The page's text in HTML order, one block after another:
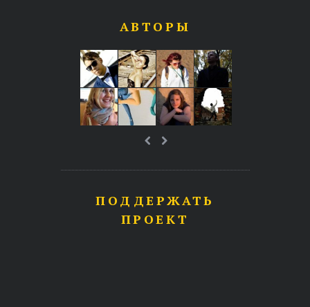
АВТОРЫ
ПОДДЕРЖАТЬ
ПРОЕКТ